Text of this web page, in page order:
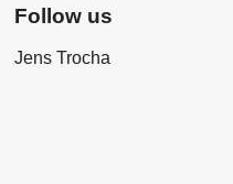
Follow us
Jens Trocha